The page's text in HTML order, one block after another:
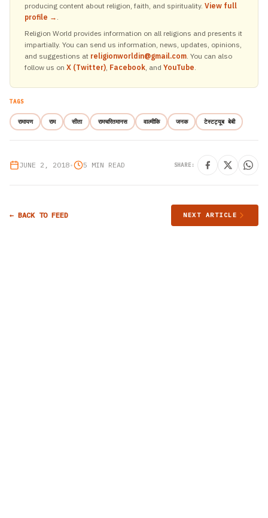
producing content about religion, faith, and spirituality. View full
profile → .
Religion World provides information on all religions and presents it
impartially. You can send us information, news, updates, opinions,
and suggestions at religionworldin@gmail.com. You can also
follow us on X (Twitter), Facebook, and YouTube.
TAGS
रामायण राम सीता रामचरितमानस वाल्मीकि जनक टेस्टट्यूब बेबी
JUNE 2, 2018• 5 MIN READ SHARE:
← BACK TO FEED NEXT ARTICLE